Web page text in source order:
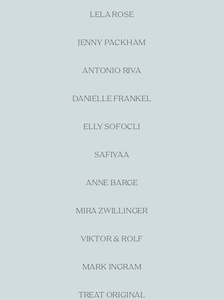
LELA ROSE
JENNY PACKHAM
ANTONIO RIVA
DANIELLE FRANKEL
ELLY SOFOCLI
SAFIYAA
ANNE BARGE
MIRA ZWILLINGER
VIKTOR & ROLF
MARK INGRAM
TREAT ORIGINAL